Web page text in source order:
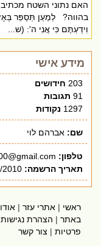
האם נתוני השטח
בהווה? לְמַעַן תְּסַפֵּר
וִידַעְתֶּם כִּי אֲנִי ה': (ש...
מידע אישי
203 חידושים
91 תגובות
1297 נקודות
שם: אברהם לוי
טלפון:
תאריך הרשמה: 2010
ראשי | אתרי עזר |
באתר | הצהרת נגישות
פרטיות | צור קשר